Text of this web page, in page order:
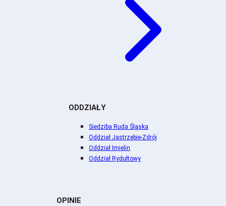
ODDZIAŁY
Siedziba Ruda Śląska
Oddział Jastrzębie-Zdrój
Oddział Imielin
Oddział Rydułtowy
OPINIE